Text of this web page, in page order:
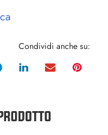
Condividi anche su: